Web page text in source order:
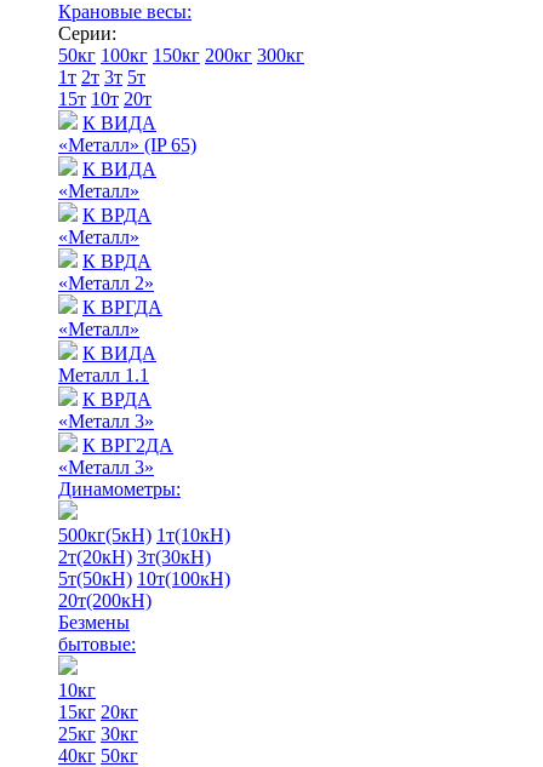
Крановые весы:
Серии:
50кг 100кг 150кг 200кг 300кг
1т 2т 3т 5т
15т 10т 20т
К ВИДА
«Металл» (IP 65)
К ВИДА
«Металл»
К ВРДА
«Металл»
К ВРДА
«Металл 2»
К ВРГДА
«Металл»
К ВИДА
Металл 1.1
К ВРДА
«Металл 3»
К ВРГ2ДА
«Металл 3»
Динамометры:
500кг(5кН) 1т(10кН)
2т(20кН) 3т(30кН)
5т(50кН) 10т(100кН)
20т(200кН)
Безмены
бытовые:
10кг
15кг 20кг
25кг 30кг
40кг 50кг